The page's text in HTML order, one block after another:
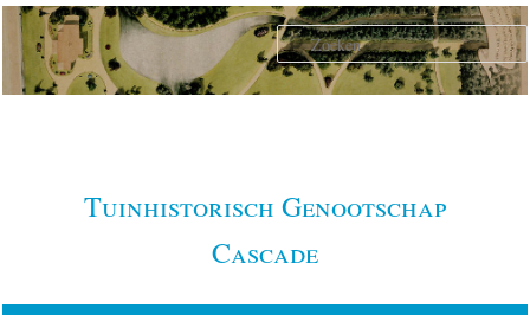
Spring
naar
primaire
Tuinhistorisch Genootschap
Cascade